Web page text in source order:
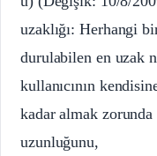
uzaklığı: Herhangi
durulabilen en uzak
kullanıcının
kadar almak
uzunluğunu,